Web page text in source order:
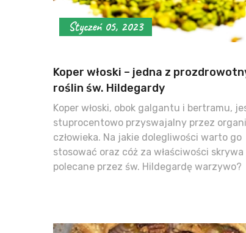
Styczeń 05, 2023
Koper włoski – jedna z
roślin św. Hildegardy
Koper włoski, obok galgantu i bertramu,
stuprocentowo przyswajalny przez
człowieka. Na jakie dolegliwości warto go
stosować oraz cóż za właściwości
polecane przez św. Hildegardę warzywo?